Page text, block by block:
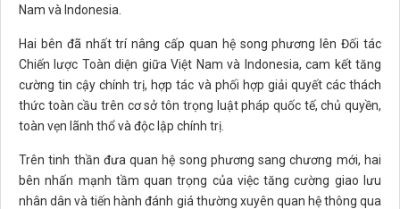
Nam và Indonesia.
Hai bên đã nhất trí nâng cấp quan hệ song phương lên Đối tác
Chiến lược Toàn diện giữa Việt Nam và Indonesia, cam kết tăng
cường tin cậy chính trị, hợp tác và phối hợp giải quyết các thách
thức toàn cầu trên cơ sở tôn trọng luật pháp quốc tế, chủ quyền,
toàn vẹn lãnh thổ và độc lập chính trị.
Trên tinh thần đưa quan hệ song phương sang chương mới, hai
bên nhấn mạnh tầm quan trọng của việc tăng cường giao lưu
nhân dân và tiến hành đánh giá thường xuyên quan hệ thông qua